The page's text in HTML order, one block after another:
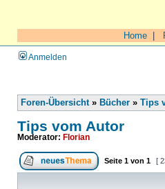
Home
Anmelden
Foren-Übersicht» Bücher » Tips
Tips vom Autor
Moderator: Florian
Seite 1 von 1 [